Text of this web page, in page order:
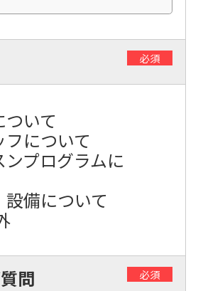
必須
いて
について
プログラムに
備について
問 必須
differ
from
the
content.
ask